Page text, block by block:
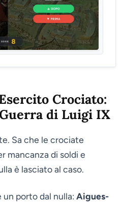
Crociato:
di Luigi IX
Sa che le crociate
mancanza di soldi e
è lasciato al caso.
porto dal nulla: Aigues-